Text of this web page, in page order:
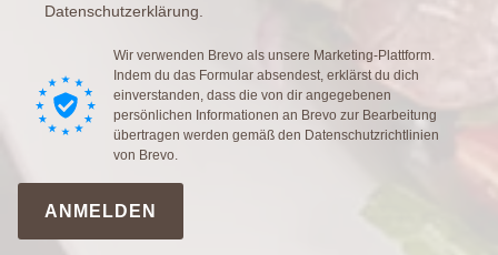
Datenschutzerklärung.
Wir verwenden Brevo als unsere Marketing-Plattform.
Indem du das Formular absendest, erklärst du dich
einverstanden, dass die von dir angegebenen
persönlichen Informationen an Brevo zur Bearbeitung
übertragen werden gemäß den Datenschutzrichtlinien
von Brevo.
ANMELDEN